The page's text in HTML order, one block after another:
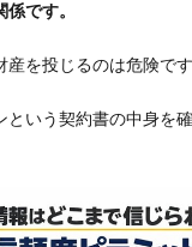
係です。
を投じるのは危険です
という契約書の中身を